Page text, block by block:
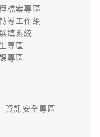
檔案專區
導工作網
填系統
專區
專區
資訊安全專區